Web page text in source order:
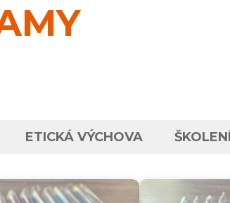
ETICKÁ VÝCHOVA